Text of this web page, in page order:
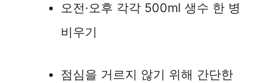
오전·오후 각각 500ml 생수 한 병
비우기
점심을 거르지 않기 위해 간단한